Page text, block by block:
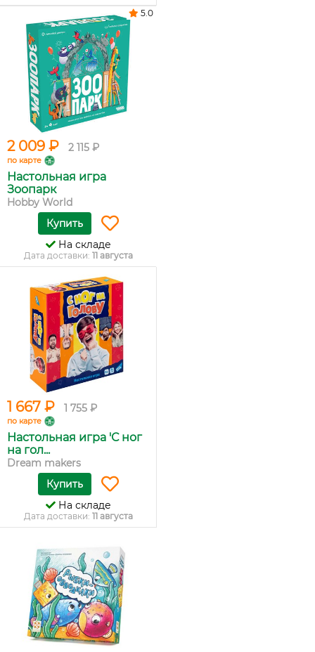
2 009 ₽ 2 115 ₽
по карте
Настольная игра
Зоопарк
Hobby World
5.0
Купить
На складе
Дата доставки: 11 августа
1 667 ₽ 1 755 ₽
по карте
Настольная игра 'С ног
на гол...
Dream makers
Купить
На складе
Дата доставки: 11 августа